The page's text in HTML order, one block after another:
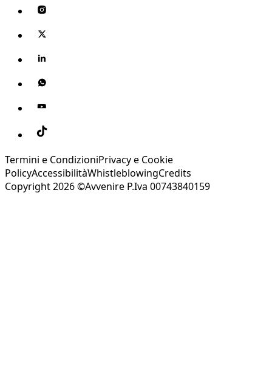
Termini e CondizioniPrivacy e Cookie
PolicyAccessibilitàWhistleblowingCredits
Copyright 2026 ©Avvenire P.Iva 00743840159